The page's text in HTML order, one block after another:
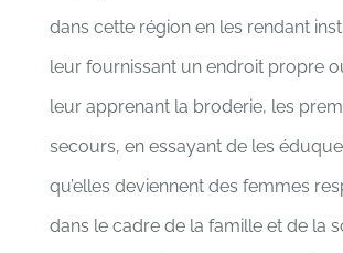
dans cette région en les rendant
leur fournissant un endroit propre
leur apprenant la broderie, les
secours, en essayant de les
qu’elles deviennent des femmes
dans le cadre de la famille et de la